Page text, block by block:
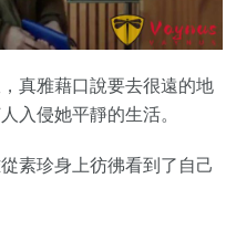
真雅藉口說要去很遠的地
入侵她平靜的生活。
素珍身上彷彿看到了自己